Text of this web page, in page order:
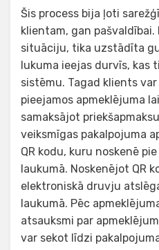
Šis process bija ļoti
klientam, gan
situāciju, tika uzstādīta
lukuma ieejas durvīs, kas
sistēmu. Tagad klients
pieejamos apmeklējuma
samaksājot
veiksmīgas pakalpojuma
QR kodu, kuru noskenē
laukumā. Noskenējot QR
elektroniskā druvju
laukumā. Pēc
atsauksmi par
var sekot līdzi